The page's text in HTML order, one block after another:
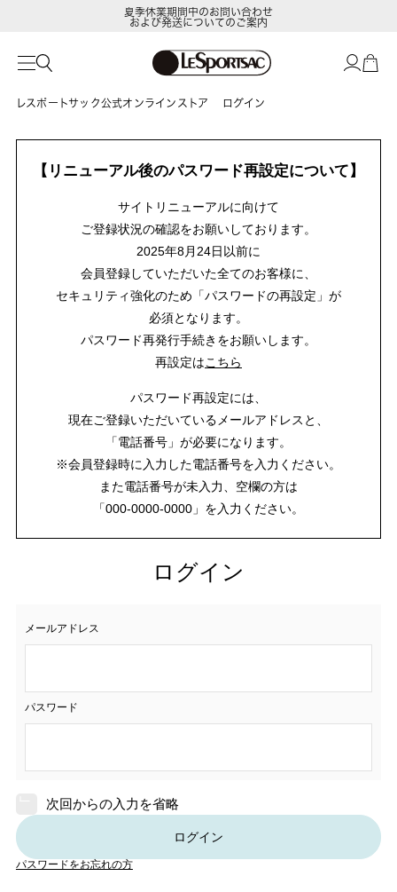
夏季休業期間中のお問い合わせ
および発送についてのご案内
レスポートサック公式オンラインストア ログイン
【リニューアル後のパスワード再設定について】
サイトリニューアルに向けて
ご登録状況の確認をお願いしております。
2025年8月24日以前に
会員登録していただいた全てのお客様に、
セキュリティ強化のため「パスワードの再設定」が
必須となります。
パスワード再発行手続きをお願いします。
再設定はこちら
パスワード再設定には、
現在ご登録いただいているメールアドレスと、
「電話番号」が必要になります。
※会員登録時に入力した電話番号を入力ください。
また電話番号が未入力、空欄の方は
「000-0000-0000」を入力ください。
ログイン
メールアドレス
パスワード
次回からの入力を省略
ログイン
パスワードをお忘れの方